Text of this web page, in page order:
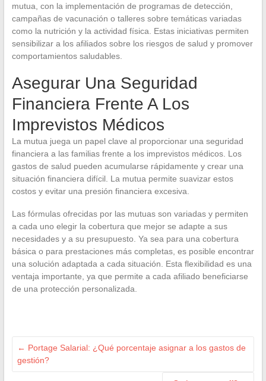
mutua, con la implementación de programas de detección,
campañas de vacunación o talleres sobre temáticas variadas
como la nutrición y la actividad física. Estas iniciativas permiten
sensibilizar a los afiliados sobre los riesgos de salud y promover
comportamientos saludables.
Asegurar Una Seguridad
Financiera Frente A Los
Imprevistos Médicos
La mutua juega un papel clave al proporcionar una seguridad
financiera a las familias frente a los imprevistos médicos. Los
gastos de salud pueden acumularse rápidamente y crear una
situación financiera difícil. La mutua permite suavizar estos
costos y evitar una presión financiera excesiva.
Las fórmulas ofrecidas por las mutuas son variadas y permiten
a cada uno elegir la cobertura que mejor se adapte a sus
necesidades y a su presupuesto. Ya sea para una cobertura
básica o para prestaciones más completas, es posible encontrar
una solución adaptada a cada situación. Esta flexibilidad es una
ventaja importante, ya que permite a cada afiliado beneficiarse
de una protección personalizada.
← Portage Salarial: ¿Qué porcentaje asignar a los gastos de
gestión?